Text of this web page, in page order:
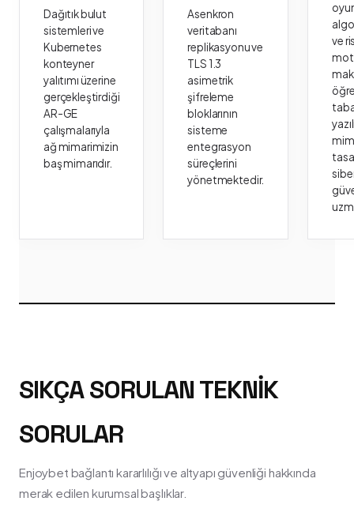
Dağıtık bulut
sistemleri ve
Kubernetes
konteyner
yalıtımı üzerine
gerçekleştirdiği
AR-GE
çalışmalarıyla
ağ mimarimizin
baş mimarıdır.
Asenkron
veritabanı
replikasyonu ve
TLS 1.3
asimetrik
şifreleme
bloklarının
sisteme
entegrasyon
süreçlerini
yönetmektedir.
ve
SIKÇA SORULAN TEKNIK
SORULAR
Enjoybet bağlantı kararlılığı ve altyapı güvenliği hakkında
merak edilen kurumsal başlıklar.